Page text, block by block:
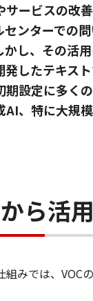
サービスの改
センターでの
し、その活
発したテキス
期設定に多く
AI、特に大規
ら活
組みでは、VOC